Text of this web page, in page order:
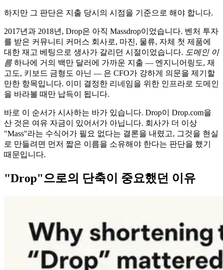
하지만 그 판단은 지출 당시의 시점을 기준으로 해야 합니다.
2017년과 2018년, Drop은 아직 Massdrop이었습니다. 벤처 투자
를 받은 커뮤니티 커머스 회사로, 마진, 물류, 자체 첫 제품에
대한 재고 베팅으로 생사가 갈리던 시절이었습니다. 도메인 이
름 하나에 거의 백만 달러에 가까운 지출 — 엔지니어링도, 재
고도, 키보드 금형도 아닌 — 은 CFO가 강하게 의문을 제기할
만한 항목입니다. 이미 결정한 리네임을 위한 인프라로 도메인
을 바라볼 때만 납득이 됩니다.
바로 이 순서가 시사하는 바가 있습니다. Drop이 Drop.com을
산 것은 여유 자금이 있어서가 아닙니다. 회사가 더 이상
"Mass"라는 수식어가 필요 없다는 결론을 내렸고, 그것을 현실
로 만들려면 먼저 짧은 이름을 소유해야 한다는 판단을 했기
때문입니다.
"Drop"으로의 단축이 중요했던 이유